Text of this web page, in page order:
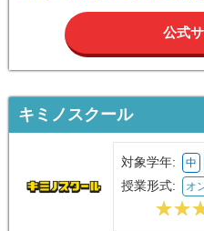
公式
キミノスクール
対象学年: 中
授業形式: オ